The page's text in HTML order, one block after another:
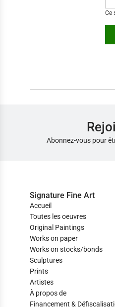
Ce
Abonnez-vous pour
Signature Fine Art
Accueil
Toutes les oeuvres
Original Paintings
Works on paper
Works on stocks/bonds
Sculptures
Prints
Artistes
À propos de
Financement &